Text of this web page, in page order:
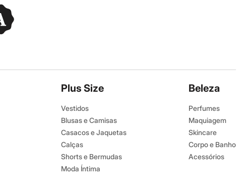
Plus Size
Vestidos
Blusas e Camisas
Casacos e Jaquetas
Calças
Shorts e Bermudas
Moda Íntima
Beleza
Perfumes
Maquiagem
Skincare
Corpo e Banho
Acessórios